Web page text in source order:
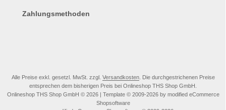
Zahlungsmethoden
Alle Preise exkl. gesetzl. MwSt. zzgl. Versandkosten. Die durchgestrichenen Preise
entsprechen dem bisherigen Preis bei Onlineshop THS Shop GmbH.
Onlineshop THS Shop GmbH © 2026 | Template © 2009-2026 by modified eCommerce
Shopsoftware